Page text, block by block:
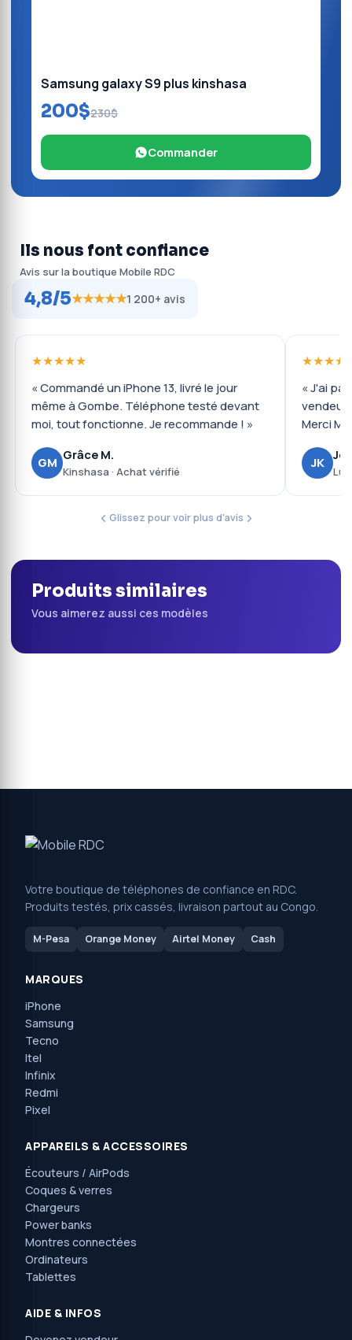
Samsung galaxy S9 plus kinshasa
200$230$
Commander
Ils nous font confiance
Avis sur la boutique Mobile RDC
4,8/5★★★★★1 200+ avis
★★★★★
« Commandé un iPhone 13, livré le jour
même à Gombe. Téléphone testé devant
moi, tout fonctionne. Je recommande ! »
GM Grâce M.
Kinshasa · Achat vérifié
« J'ai
vendeur
Merci
JK
Glissez pour voir plus d'avis
Produits similaires
Vous aimerez aussi ces modèles
Votre boutique de téléphones de confiance en RDC.
Produits testés, prix cassés, livraison partout au Congo.
M-Pesa Orange Money Airtel Money Cash
MARQUES
iPhone
Samsung
Tecno
Itel
Infinix
Redmi
Pixel
APPAREILS & ACCESSOIRES
Écouteurs / AirPods
Coques & verres
Chargeurs
Power banks
Montres connectées
Ordinateurs
Tablettes
AIDE & INFOS